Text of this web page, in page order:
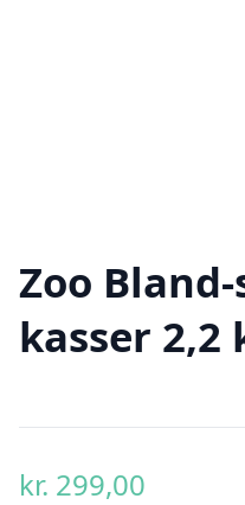
Zoo
kasser 2,2
kr. 299,00